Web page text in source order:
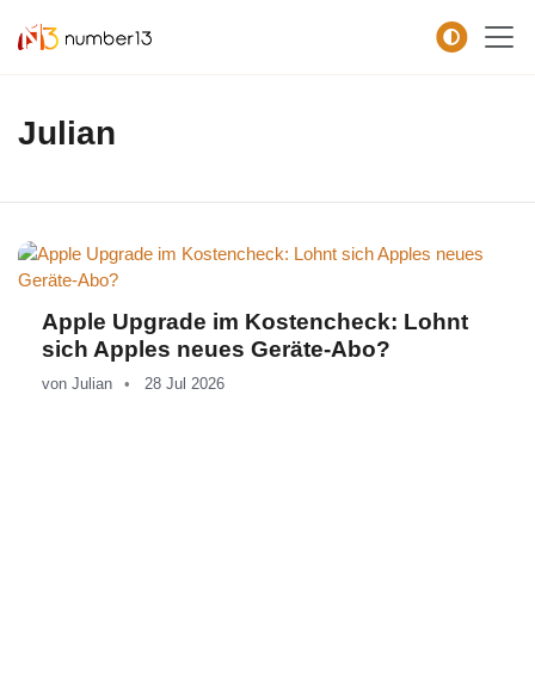
Julian
Apple Upgrade im Kostencheck: Lohnt
sich Apples neues Geräte-Abo?
von Julian 28 Jul 2026